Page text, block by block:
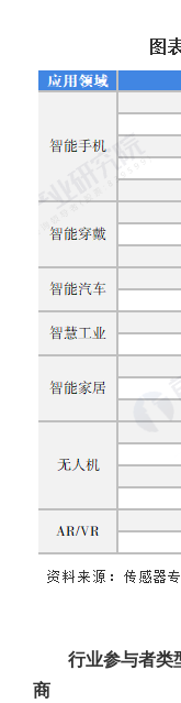
行业参与者类
商